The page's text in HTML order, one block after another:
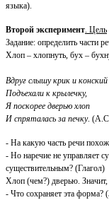
языка).
Второй эксперимент. Цель
Задание: определить части
Хлоп – хлопнуть, бух –
Вдруг слышу крик и
Подъехали к крылечку,
Я поскорее дверью хлоп
И спряталась за печку.
- На какую часть речи
- Но наречие не управляет
существительным? (Глагол)
Хлоп (чем?) дверью. Значит,
- Что сохраняет эта форма?